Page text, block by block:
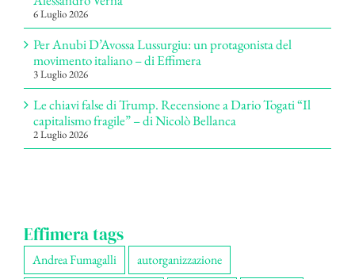
6 Luglio 2026
Per Anubi D’Avossa Lussurgiu: un protagonista del
movimento italiano – di Effimera
3 Luglio 2026
Le chiavi false di Trump. Recensione a Dario Togati “Il
capitalismo fragile” – di Nicolò Bellanca
2 Luglio 2026
Effimera tags
Andrea Fumagalli
autorganizzazione